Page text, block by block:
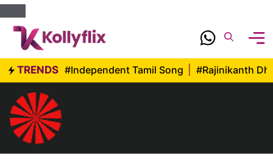
Skip
content
TRENDS #Independent Tamil Song #Rajinikanth